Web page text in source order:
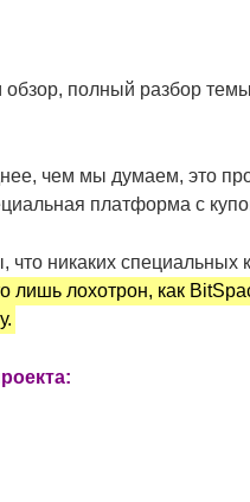
обзор, полный разбор
чем мы думаем, это
платформа с
что никаких
лишь лохотрон, как